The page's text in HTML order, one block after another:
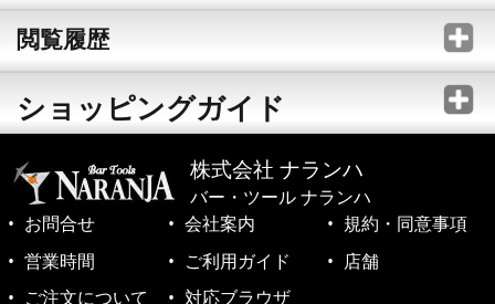
閲覧履歴
ショッピングガイド
株式会社 ナランハ
バー・ツール ナランハ
お問合せ
会社案内
規約・同意事項
営業時間
ご利用ガイド
店舗
ご注文について
対応ブラウザ